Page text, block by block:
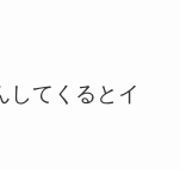
してくるとイ